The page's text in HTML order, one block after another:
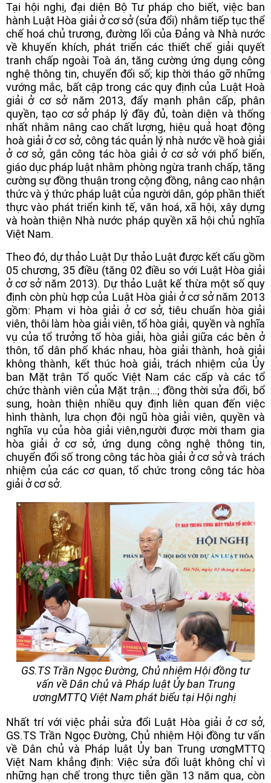
Tại hội nghị, đại diện Bộ Tư pháp cho biết, việc ban
hành Luật Hòa giải ở cơ sở (sửa đổi) nhằm tiếp tục thể
chế hoá chủ trương, đường lối của Đảng và Nhà nước
về khuyến khích, phát triển các thiết chế giải quyết
tranh chấp ngoài Toà án, tăng cường ứng dụng công
nghệ thông tin, chuyển đổi số; kịp thời tháo gỡ những
vướng mắc, bất cập trong các quy định của Luật Hoà
giải ở cơ sở năm 2013, đẩy mạnh phân cấp, phân
quyền, tạo cơ sở pháp lý đầy đủ, toàn diện và thống
nhất nhằm nâng cao chất lượng, hiệu quả hoạt động
hoà giải ở cơ sở, công tác quản lý nhà nước về hoà giải
ở cơ sở, gắn công tác hòa giải ở cơ sở với phổ biến,
giáo dục pháp luật nhằm phòng ngừa tranh chấp, tăng
cường sự đồng thuận trong cộng đồng, nâng cao nhận
thức và ý thức pháp luật của người dân, góp phần thiết
thực vào phát triển kinh tế, văn hoá, xã hội, xây dựng
và hoàn thiện Nhà nước pháp quyền xã hội chủ nghĩa
Việt Nam.
Theo đó, dự thảo Luật Dự thảo Luật được kết cấu gồm
05 chương, 35 điều (tăng 02 điều so với Luật Hòa giải
ở cơ sở năm 2013). Dự thảo Luật kế thừa một số quy
định còn phù hợp của Luật Hòa giải ở cơ sở năm 2013
gồm: Phạm vi hòa giải ở cơ sở, tiêu chuẩn hòa giải
viên, thôi làm hòa giải viên, tổ hòa giải, quyền và nghĩa
vụ của tổ trưởng tổ hòa giải, hòa giải giữa các bên ở
thôn, tổ dân phố khác nhau, hòa giải thành, hoà giải
không thành, kết thúc hoà giải, trách nhiệm của Ủy
ban Mặt trận Tổ quốc Việt Nam các cấp và các tổ
chức thành viên của Mặt trận…; đồng thời sửa đổi, bổ
sung, hoàn thiện nhiều quy định liên quan đến việc
hình thành, lựa chọn đội ngũ hòa giải viên, quyền và
nghĩa vụ của hòa giải viên,người được mời tham gia
hòa giải ở cơ sở, ứng dụng công nghệ thông tin,
chuyển đổi số trong công tác hòa giải ở cơ sở và trách
nhiệm của các cơ quan, tổ chức trong công tác hòa
giải ở cơ sở.
GS.TS Trần Ngọc Đường, Chủ nhiệm Hội đồng tư
vấn về Dân chủ và Pháp luật Ủy ban Trung
ươngMTTQ Việt Nam phát biểu tại Hội nghị
Nhất trí với việc phải sửa đổi Luật Hòa giải ở cơ sở,
GS.TS Trần Ngọc Đường, Chủ nhiệm Hội đồng tư vấn
về Dân chủ và Pháp luật Ủy ban Trung ươngMTTQ
Việt Nam khẳng định: Việc sửa đổi luật không chỉ vì
những hạn chế trong thực tiễn gần 13 năm qua, còn